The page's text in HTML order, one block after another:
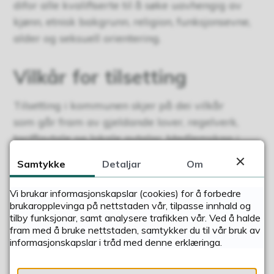
difor alle kvalifiserte til å søke uavhengig av
kjønn, etnisk bakgrunn, religion, funksjonsevne,
alder og seksuell orientering.
Vilkår for tilsetting
Tilsetting i kommunen skjer på dei vilkår
som går fram av gjeldande lover, regelverk,
tariffavtale og lokale avtalar. Medlemskap i
månader prøvetid.
Her finn du meir informasjon om avtaleverk,
retningslinjer og reglement som gjeld tilsette i
Sunnfjord kommune.
Samtykke Detaljar Om
Vi brukar informasjonskapslar (cookies) for å forbedre
brukaropplevinga på nettstaden vår, tilpasse innhald og
tilby funksjonar, samt analysere trafikken vår. Ved å halde
fram med å bruke nettstaden, samtykker du til vår bruk av
informasjonskapslar i tråd med denne erklæringa.